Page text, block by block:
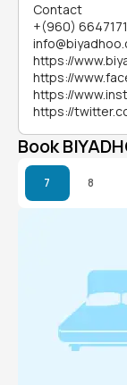
Contact
+(960) 6647171
https://
https://
https://
https://
Book
7 8